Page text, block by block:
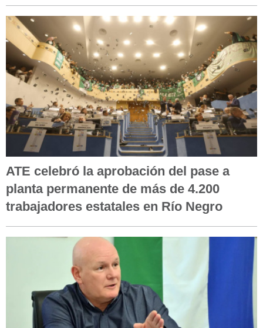
ATE celebró la aprobación del pase a
planta permanente de más de 4.200
trabajadores estatales en Río Negro